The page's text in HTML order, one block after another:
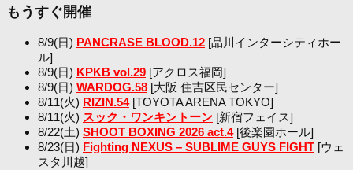
もうすぐ開催
8/9(日) PANCRASE BLOOD.12 [品川インターシティホー
ル]
8/9(日) KPKB vol.29 [アクロス福岡]
8/9(日) WARDOG.58 [大阪 住吉区民センター]
8/11(火) RIZIN.54[TOYOTA ARENA TOKYO]
8/11(火) スック・ワンキントーン [新宿フェイス]
8/22(土) SHOOT BOXING 2026 act.4[後楽園ホール]
8/23(日) Fighting NEXUS – SUBLIME GUYS FIGHT [ウェ
スタ川越]